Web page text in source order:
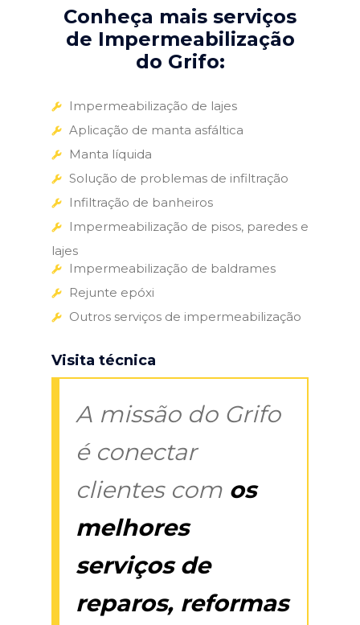
Conheça mais serviços
de Impermeabilização
do Grifo:
Impermeabilização de lajes
Aplicação de manta asfáltica
Manta líquida
Solução de problemas de infiltração
Infiltração de banheiros
Impermeabilização de pisos, paredes e
lajes
Impermeabilização de baldrames
Rejunte epóxi
Outros serviços de impermeabilização
Visita técnica
A missão do Grifo
é conectar
clientes com os
melhores
serviços de
reparos, reformas